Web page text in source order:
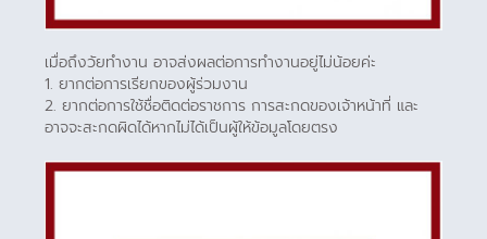
เมื่อถึงวัยทำงาน อาจส่งผลต่อการทำงานอยู่ไม่น้อยค่ะ
1. ยากต่อการเรียกของผู้ร่วมงาน
2. ยากต่อการใช้ชื่อติดต่อราชการ การสะกดของเจ้าหน้าที่ และ
อาจจะสะกดผิดได้หากไม่ได้เป็นผู้ให้ข้อมูลโดยตรง